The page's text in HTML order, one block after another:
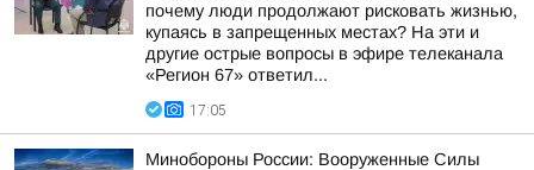
почему люди продолжают рисковать жизнью,
купаясь в запрещенных местах? На эти и
другие острые вопросы в эфире телеканала
«Регион 67» ответил...
17:05
Минобороны России: Вооруженные Силы